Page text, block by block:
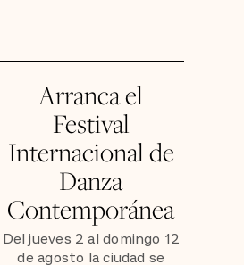
Arranca el
Festival
Internacional de
Danza
Contemporánea
Del jueves 2 al domingo 12
de agosto la ciudad se